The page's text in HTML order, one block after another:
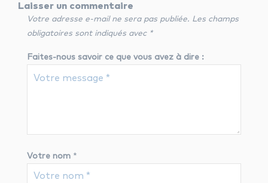
Laisser un commentaire
Votre adresse e-mail ne sera pas publiée. Les champs
obligatoires sont indiqués avec *
Faites-nous savoir ce que vous avez à dire :
Votre nom *